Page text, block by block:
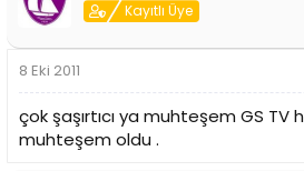
Kayıtlı Üye
8 Eki 2011
çok şaşırtıcı ya muhteşem GS TV
muhteşem oldu .